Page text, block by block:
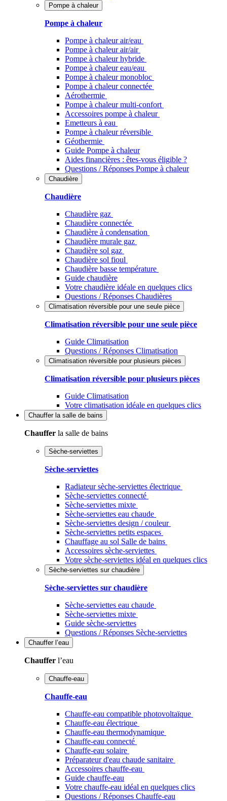
Pompe à chaleur
Pompe à chaleur
Pompe à chaleur air/eau
Pompe à chaleur air/air
Pompe à chaleur hybride
Pompe à chaleur​ eau/eau
Pompe à chaleur monobloc
Pompe à chaleur connectée
Aérothermie
Pompe à chaleur multi-confort
Accessoires pompe à chaleur
Emetteurs à eau
Pompe à chaleur réversible
Géothermie
Guide Pompe à chaleur
Aides financières : êtes-vous éligible ?
Questions / Réponses Pompe à chaleur
Chaudière
Chaudière
Chaudière gaz
Chaudière connectée
Chaudière à condensation
Chaudière murale gaz
Chaudière sol gaz
Chaudière sol fioul
Chaudière basse température
Guide chaudière
Votre chaudière idéale en quelques clics
Questions / Réponses Chaudières
Climatisation réversible pour une seule pièce
Climatisation réversible pour une seule pièce
Guide Climatisation
Questions / Réponses Climatisation
Climatisation réversible pour plusieurs pièces
Climatisation réversible pour plusieurs pièces
Guide Climatisation
Votre climatisation idéale en quelques clics
Chauffer la salle de bains
Chauffer la salle de bains
Sèche-serviettes
Sèche-serviettes
Radiateur sèche-serviettes électrique
Sèche-serviettes connecté
Sèche-serviettes mixte
Sèche-serviettes eau chaude
Sèche-serviettes design / couleur
Sèche-serviettes petits espaces
Chauffage au sol Salle de bains
Accessoires sèche-serviettes
Votre sèche-serviettes idéal en quelques clics
Sèche-serviettes sur chaudière
Sèche-serviettes sur chaudière
Sèche-serviettes eau chaude
Sèche-serviettes mixte
Guide sèche-serviettes
Questions / Réponses Sèche-serviettes
Chauffer l’eau
Chauffer l’eau
Chauffe-eau
Chauffe-eau
Chauffe-eau compatible photovoltaïque
Chauffe-eau électrique
Chauffe-eau thermodynamique
Chauffe-eau connecté
Chauffe-eau solaire
Préparateur d'eau chaude sanitaire
Accessoires chauffe-eau
Guide chauffe-eau
Votre chauffe-eau idéal en quelques clics
Questions / Réponses Chauffe-eau